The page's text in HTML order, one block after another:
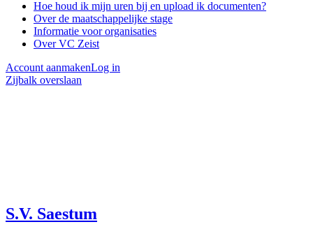
Hoe houd ik mijn uren bij en upload ik documenten?
Over de maatschappelijke stage
Informatie voor organisaties
Over VC Zeist
Account aanmakenLog in
Zijbalk overslaan
S.V. Saestum